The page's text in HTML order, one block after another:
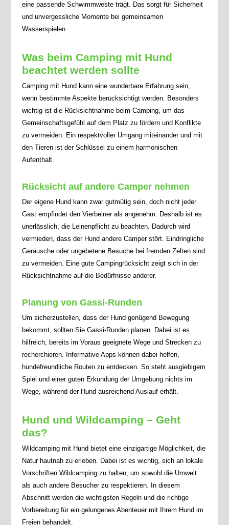
eine passende Schwimmweste trägt. Das sorgt für Sicherheit
und unvergessliche Momente bei gemeinsamen
Wasserspielen.
Was beim Camping mit Hund
beachtet werden sollte
Camping mit Hund kann eine wunderbare Erfahrung sein,
wenn bestimmte Aspekte berücksichtigt werden. Besonders
wichtig ist die Rücksichtnahme beim Camping, um das
Gemeinschaftsgefühl auf dem Platz zu fördern und Konflikte
zu vermeiden. Ein respektvoller Umgang miteinander und mit
den Tieren ist der Schlüssel zu einem harmonischen
Aufenthalt.
Rücksicht auf andere Camper nehmen
Der eigene Hund kann zwar gutmütig sein, doch nicht jeder
Gast empfindet den Vierbeiner als angenehm. Deshalb ist es
unerlässlich, die Leinenpflicht zu beachten. Dadurch wird
vermieden, dass der Hund andere Camper stört. Eindringliche
Geräusche oder ungebetene Besuche bei fremden Zelten sind
zu vermeiden. Eine gute Campingrücksicht zeigt sich in der
Rücksichtnahme auf die Bedürfnisse anderer.
Planung von Gassi-Runden
Um sicherzustellen, dass der Hund genügend Bewegung
bekommt, sollten Sie Gassi-Runden planen. Dabei ist es
hilfreich, bereits im Voraus geeignete Wege und Strecken zu
recherchieren. Informative Apps können dabei helfen,
hundefreundliche Routen zu entdecken. So steht ausgiebigem
Spiel und einer guten Erkundung der Umgebung nichts im
Wege, während der Hund ausreichend Auslauf erhält.
Hund und Wildcamping – Geht
das?
Wildcamping mit Hund bietet eine einzigartige Möglichkeit, die
Natur hautnah zu erleben. Dabei ist es wichtig, sich an lokale
Vorschriften Wildcamping zu halten, um sowohl die Umwelt
als auch andere Besucher zu respektieren. In diesem
Abschnitt werden die wichtigsten Regeln und die richtige
Vorbereitung für ein gelungenes Abenteuer mit Ihrem Hund im
Freien behandelt.